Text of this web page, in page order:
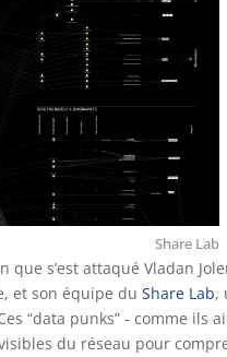
Share Lab
s’est attaqué Vladan
et son équipe du Share Lab,
“data punks” - comme ils
du réseau pour